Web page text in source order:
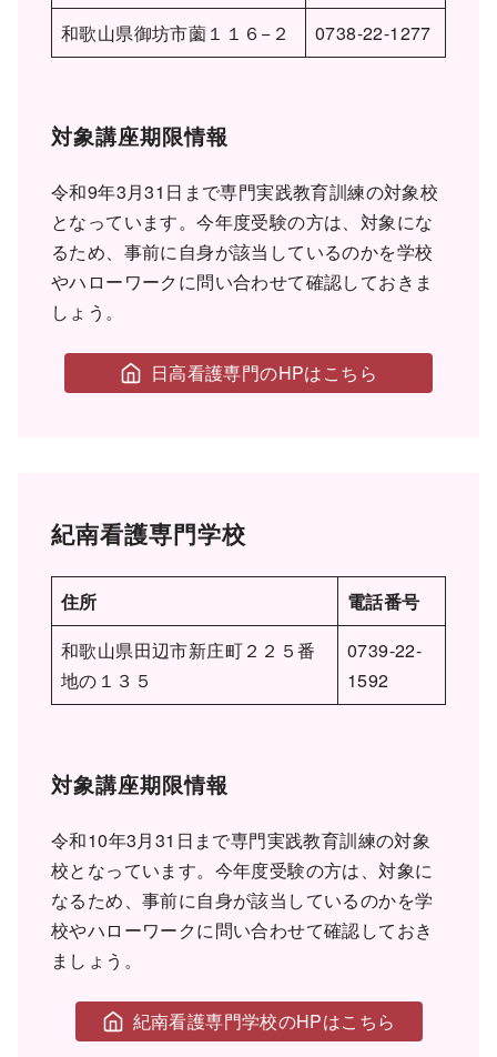
和歌山県御坊市薗１１６−２
0738-22-1277
対象講座期限情報
令和9年3月31日まで専門実践教育訓練の対象校
となっています。今年度受験の方は、対象にな
るため、事前に自身が該当しているのかを学校
やハローワークに問い合わせて確認しておきま
しょう。
日高看護専門のHPはこちら
紀南看護専門学校
住所
電話番号
和歌山県田辺市新庄町２２５番
地の１３５
0739-22-
1592
対象講座期限情報
令和10年3月31日まで専門実践教育訓練の対象
校となっています。今年度受験の方は、対象に
なるため、事前に自身が該当しているのかを学
校やハローワークに問い合わせて確認しておき
ましょう。
紀南看護専門学校のHPはこちら